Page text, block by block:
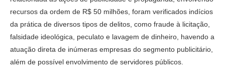
recursos da ordem de R$ 50 milhões, foram verificados indícios
da prática de diversos tipos de delitos, como fraude à licitação,
falsidade ideológica, peculato e lavagem de dinheiro, havendo a
atuação direta de inúmeras empresas do segmento publicitário,
além de possível envolvimento de servidores públicos.